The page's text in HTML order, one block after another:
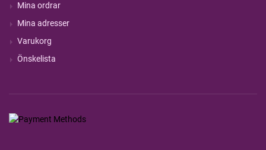
Mina ordrar
Mina adresser
Varukorg
Önskelista